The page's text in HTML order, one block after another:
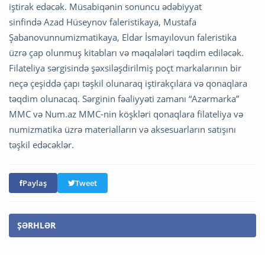
iştirak edəcək. Müsabiqənin sonuncu ədəbiyyat
sinfində Azad Hüseynov faleristikaya, Mustafa
Şabanovunnumizmatikaya, Eldar İsmayılovun faleristika
üzrə çap olunmuş kitabları və məqalələri təqdim ediləcək.
Filateliya sərgisində şəxsiləşdirilmiş poçt markalarının bir
neçə çeşiddə çapı təşkil olunaraq iştirakçılara və qonaqlara
təqdim olunacaq. Sərginin fəaliyyəti zamanı “Azərmarka”
MMC və Num.az MMC-nin köşkləri qonaqlara filateliya və
numizmatika üzrə materialların və aksesuarların satışını
təşkil edəcəklər.
Paylaş Tweet
ŞƏRHLƏR